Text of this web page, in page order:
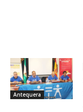
Antequera